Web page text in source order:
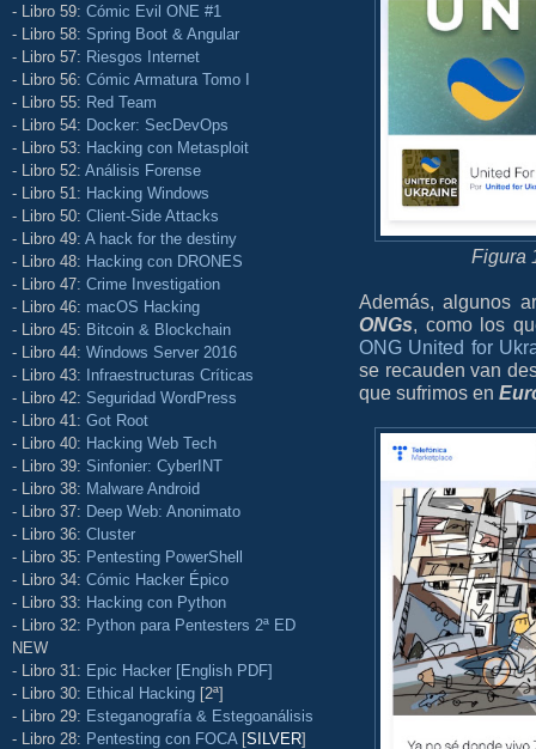
- Libro 59: Cómic Evil ONE #1
- Libro 58: Spring Boot & Angular
- Libro 57: Riesgos Internet
- Libro 56: Cómic Armatura Tomo I
- Libro 55: Red Team
- Libro 54: Docker: SecDevOps
- Libro 53: Hacking con Metasploit
- Libro 52: Análisis Forense
- Libro 51: Hacking Windows
- Libro 50: Client-Side Attacks
- Libro 49: A hack for the destiny
- Libro 48: Hacking con DRONES
- Libro 47: Crime Investigation
- Libro 46: macOS Hacking
- Libro 45: Bitcoin & Blockchain
- Libro 44: Windows Server 2016
- Libro 43: Infraestructuras Críticas
- Libro 42: Seguridad WordPress
- Libro 41: Got Root
- Libro 40: Hacking Web Tech
- Libro 39: Sinfonier: CyberINT
- Libro 38: Malware Android
- Libro 37: Deep Web: Anonimato
- Libro 36: Cluster
- Libro 35: Pentesting PowerShell
- Libro 34: Cómic Hacker Épico
- Libro 33: Hacking con Python
- Libro 32: Python para Pentesters 2ª ED
NEW
- Libro 31: Epic Hacker [English PDF]
- Libro 30: Ethical Hacking [2ª]
- Libro 29: Esteganografía & Estegoanálisis
- Libro 28: Pentesting con FOCA [SILVER]
Figura
Además, algunos
ONGs, como los
ONG United for
se recauden van
que sufrimos en